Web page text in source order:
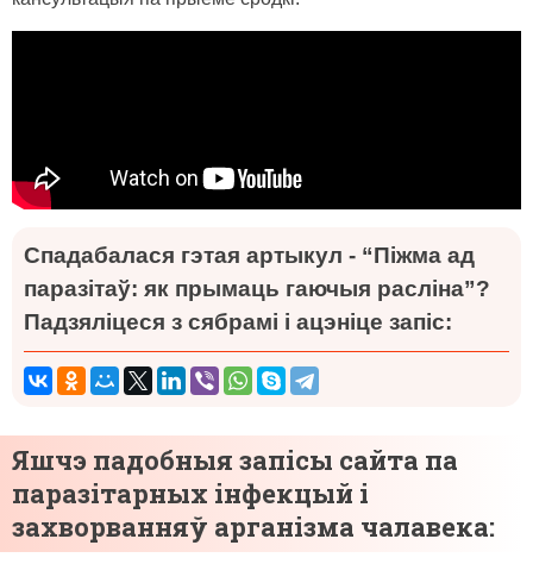
Спадабалася гэтая артыкул - “Піжма ад
паразітаў: як прымаць гаючыя расліна”?
Падзяліцеся з сябрамі і ацэніце запіс:
Яшчэ падобныя запісы сайта па
паразітарных інфекцый і
захворванняў арганізма чалавека: